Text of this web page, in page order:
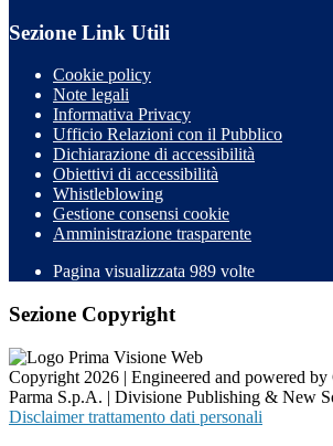
Sezione Link Utili
Cookie policy
Note legali
Informativa Privacy
Ufficio Relazioni con il Pubblico
Dichiarazione di accessibilità
Obiettivi di accessibilità
Whistleblowing
Gestione consensi cookie
Amministrazione trasparente
Pagina visualizzata 989 volte
Sezione Copyright
Copyright 2026 | Engineered and powered by
Parma S.p.A. | Divisione Publishing & New
Disclaimer trattamento dati personali